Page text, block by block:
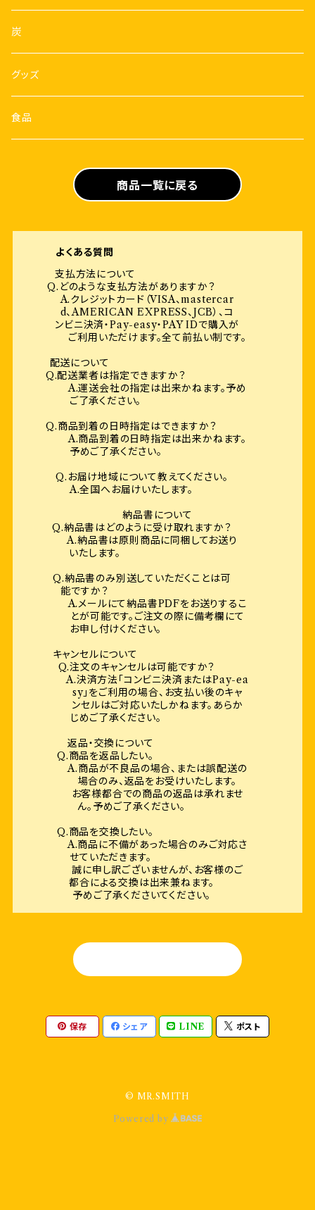
炭
グッズ
食品
商品一覧に戻る
よくある質問
支払方法について
Q.どのような支払方法がありますか？
A.クレジットカード（VISA、mastercar
d、AMERICAN EXPRESS、JCB）、コ
ンビニ決済・Pay-easy・PAY IDで購入が
ご利用いただけます。全て前払い制です。
配送について
Q.配送業者は指定できますか？
A.運送会社の指定は出来かねます。予め
ご了承ください。
Q.商品到着の日時指定はできますか？
A.商品到着の日時指定は出来かねます。
予めご了承ください。
Q.お届け地域について教えてください。
A.全国へお届けいたします。
納品書について
Q.納品書はどのように受け取れますか？
A.納品書は原則商品に同梱してお送り
いたします。
Q.納品書のみ別送していただくことは可
能ですか？
A.メールにて納品書PDFをお送りするこ
とが可能です。ご注文の際に備考欄にて
お申し付けください。
キャンセルについて
Q.注文のキャンセルは可能ですか？
A.決済方法「コンビニ決済またはPay-ea
sy」をご利用の場合、お支払い後のキャ
ンセルはご対応いたしかねます。あらか
じめご了承ください。
返品・交換について
Q.商品を返品したい。
A.商品が不良品の場合、または誤配送の
場合のみ、返品をお受けいたします。
お客様都合での商品の返品は承れませ
ん。予めご了承ください。
Q.商品を交換したい。
A.商品に不備があった場合のみご対応さ
せていただきます。
誠に申し訳ございませんが、お客様のご
都合による交換は出来兼ねます。
予めご了承くださいてください。
保存 シェア LINE ポスト
© MR.SMITH
Powered by